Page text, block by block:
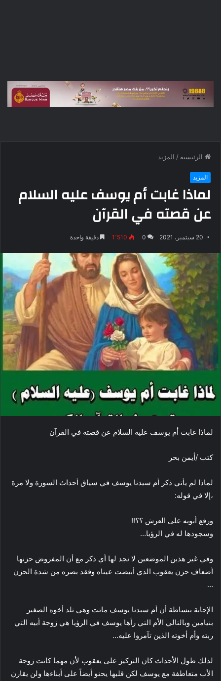
الرئيسية / المزيد
المزيد
لماذا غابت أم يوسف عليه السلام
عن قصته في القرآن
20 سبتمبر، 2021 0 1٬510 دقيقة واحدة
لماذا غابت أم يوسف عليه السلام عن قصته في القرآن
كتب /أيمن بحر
لماذا لم يأتي ذكر أم سيدنا يوسف في سياق أحداث السورة ولا مرة
،إلا في قوله:
ورفع أبويه على العرش ؟؟!!
وسجودها له في الرؤيا…
وفي غير هذين الموضعين لا نجد لها أي ذكر مع أن المفروض حزنها
أضعاف حزن يعقوب الذي أبيضت عيناه وفقد بصره من شدة الحزن
…
الإجابة ببساطة أن أم سيدنا يوسف ماتت وهي تلد أخوه الصغير
بنيامين وبالتالي الأم التي رأها يوسف في الرؤيا هي زوجة أبيه التي
ربته وأم أخوته الذين تآمروا عليه…
لذلك طول الأحداث كان التركيز على يعقوب لأن مهما كانت زوجة
الأب متعاطفة مع يوسف لكن قلبها يحنو أيضاً على أبناءها ولن يقارن